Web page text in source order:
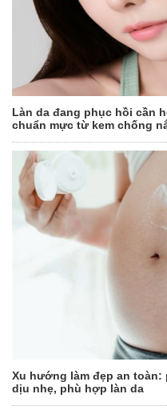
Làn da đang phục hồi cần
chuẩn mực từ kem chống
Xu hướng làm đẹp an
dịu nhẹ, phù hợp làn da